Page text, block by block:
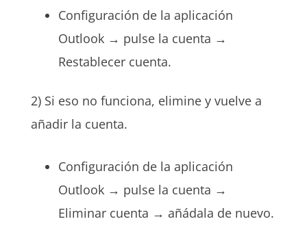
Configuración de la aplicación
Outlook → pulse la cuenta →
Restablecer cuenta.
2) Si eso no funciona, elimine y vuelve a
añadir la cuenta.
Configuración de la aplicación
Outlook → pulse la cuenta →
Eliminar cuenta → añádala de nuevo.